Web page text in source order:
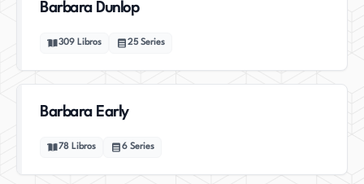
Barbara Dunlop
309 Libros 25 Series
Barbara Early
78 Libros 6 Series